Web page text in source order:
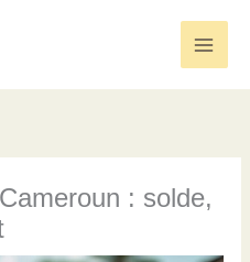
Main
: solde,